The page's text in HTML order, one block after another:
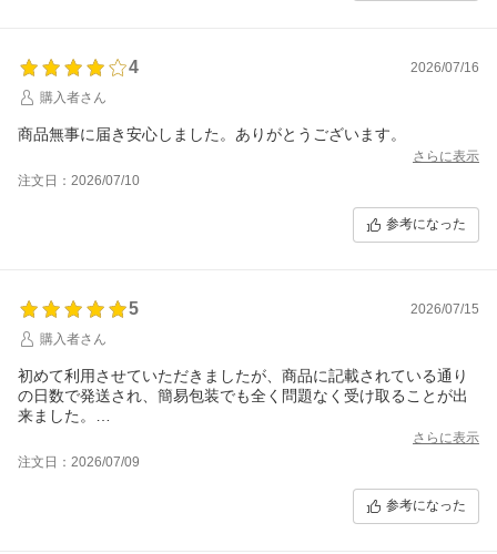
4
2026/07/16
購入者さん
商品無事に届き安心しました。ありがとうございます。
さらに表示
注文日：2026/07/10
参考になった
5
2026/07/15
購入者さん
初めて利用させていただきましたが、商品に記載されている通り
の日数で発送され、簡易包装でも全く問題なく受け取ることが出
来ました。
機会があれば是非また利用させていただきます。
さらに表示
注文日：2026/07/09
参考になった